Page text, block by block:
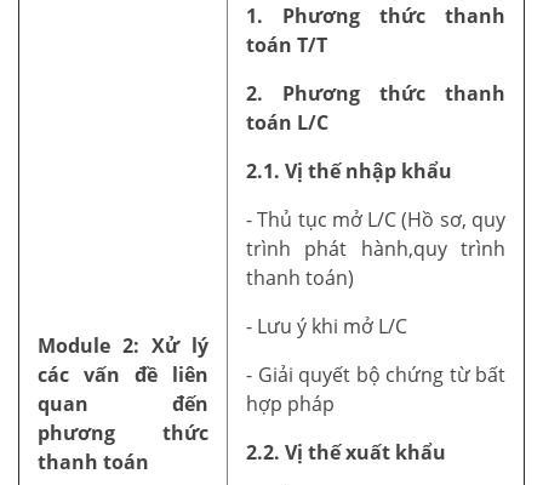
Module 2: Xử lý
các vấn đề liên
quan đến
phương thức
thanh toán
1. Phương thức thanh
toán T/T
2. Phương thức thanh
toán L/C
2.1. Vị thế nhập khẩu
- Thủ tục mở L/C (Hồ sơ, quy
trình phát hành,quy trình
thanh toán)
- Lưu ý khi mở L/C
- Giải quyết bộ chứng từ bất
hợp pháp
2.2. Vị thế xuất khẩu